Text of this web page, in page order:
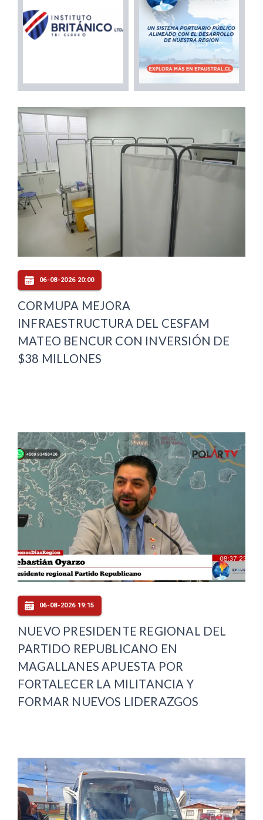
06-08-2026 20:00
CORMUPA MEJORA
INFRAESTRUCTURA DEL CESFAM
MATEO BENCUR CON INVERSIÓN DE
$38 MILLONES
06-08-2026 19:15
NUEVO PRESIDENTE REGIONAL DEL
PARTIDO REPUBLICANO EN
MAGALLANES APUESTA POR
FORTALECER LA MILITANCIA Y
FORMAR NUEVOS LIDERAZGOS